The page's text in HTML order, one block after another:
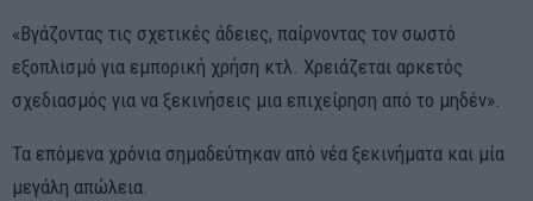
«Βγάζοντας τις σχετικές άδειες, παίρνοντας τον σωστό
εξοπλισμό για εμπορική χρήση κτλ. Χρειάζεται αρκετός
σχεδιασμός για να ξεκινήσεις μια επιχείρηση από το μηδέν».
Τα επόμενα χρόνια σημαδεύτηκαν από νέα ξεκινήματα και μία
μεγάλη απώλεια.